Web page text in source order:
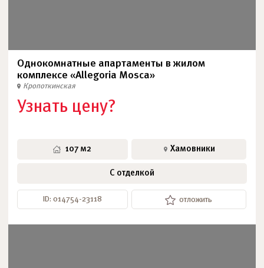
Однокомнатные апартаменты в жилом
комплексе «Allegoria Mosca»
Кропоткинская
Узнать цену?
107 м2 Хамовники
С отделкой
ID: 014754-23118 отложить